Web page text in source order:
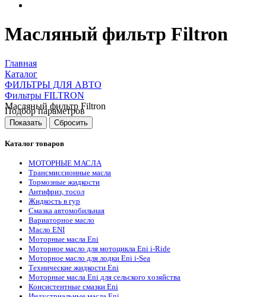
Масляный фильтр Filtron
Главная
Каталог
ФИЛЬТРЫ ДЛЯ АВТО
Фильтры FILTRON
Масляный фильтр Filtron
Подбор параметров
Каталог товаров
МОТОРНЫЕ МАСЛА
Трансмиссионные масла
Тормозные жидкости
Антифриз, тосол
Жидкость в гур
Смазка автомобильная
Вариаторное масло
Масло ENI
Моторные масла Eni
Моторное масло для мотоцикла Eni i-Ride
Моторное масло для лодки Eni i-Sea
Технические жидкости Eni
Моторные масла Eni для сельского хозяйства
Консистентные смазки Eni